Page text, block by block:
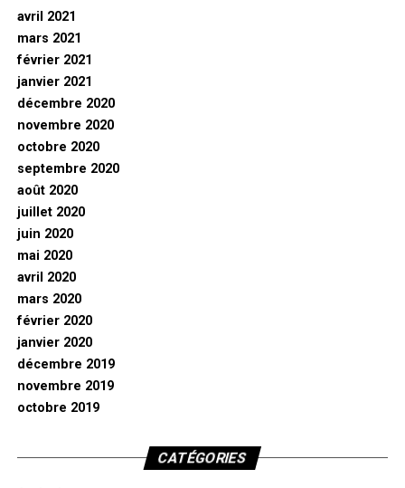
avril 2021
mars 2021
février 2021
janvier 2021
décembre 2020
novembre 2020
octobre 2020
septembre 2020
août 2020
juillet 2020
juin 2020
mai 2020
avril 2020
mars 2020
février 2020
janvier 2020
décembre 2019
novembre 2019
octobre 2019
CATÉGORIES